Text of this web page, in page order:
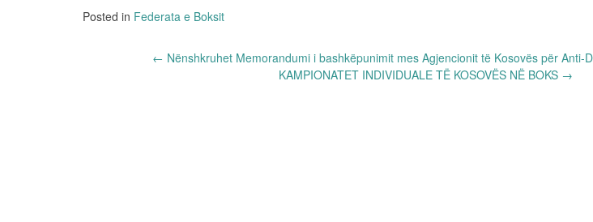
Posted in Federata e Boksit
← Nënshkruhet Memorandumi i bashkëpunimit mes Agjencionit të Kosovës për Anti-
KAMPIONATET INDIVIDUALE TË KOSOVËS NË BOKS →